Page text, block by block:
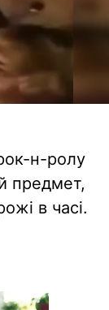
н-ролу
предмет,
в часі.